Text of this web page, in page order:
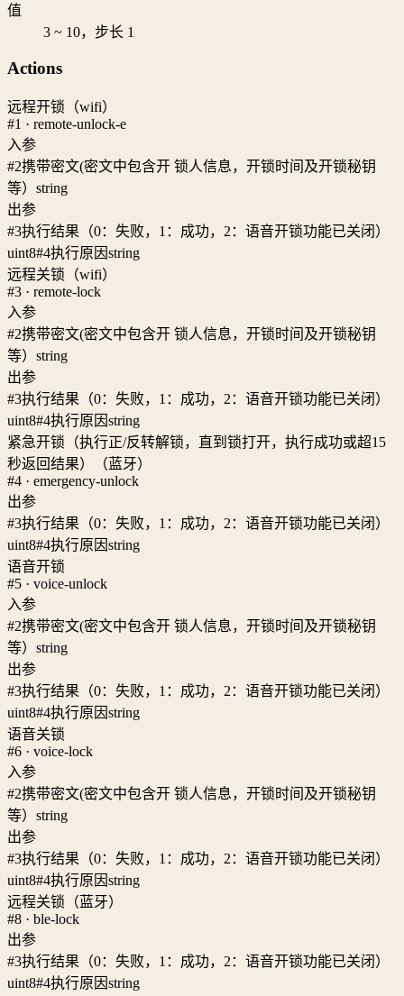
值
3 ~ 10，步长 1
Actions
远程开锁（wifi）
#1 · remote-unlock-e
入参
#2携带密文(密文中包含开 锁人信息，开锁时间及开锁秘钥
等） string
出参
#3执行结果（0：失败，1：成功，2：语音开锁功能已关闭）
uint8#4执行原因string
远程关锁（wifi）
#3 · remote-lock
入参
#2携带密文(密文中包含开 锁人信息，开锁时间及开锁秘钥
等） string
出参
#3执行结果（0：失败，1：成功，2：语音开锁功能已关闭）
uint8#4执行原因string
紧急开锁（执行正/反转解锁，直到锁打开，执行成功或超15
秒返回结果）（蓝牙）
#4 · emergency-unlock
出参
#3执行结果（0：失败，1：成功，2：语音开锁功能已关闭）
uint8#4执行原因string
语音开锁
#5 · voice-unlock
入参
#2携带密文(密文中包含开 锁人信息，开锁时间及开锁秘钥
等） string
出参
#3执行结果（0：失败，1：成功，2：语音开锁功能已关闭）
uint8#4执行原因string
语音关锁
#6 · voice-lock
入参
#2携带密文(密文中包含开 锁人信息，开锁时间及开锁秘钥
等） string
出参
#3执行结果（0：失败，1：成功，2：语音开锁功能已关闭）
uint8#4执行原因string
远程关锁（蓝牙）
#8 · ble-lock
出参
#3执行结果（0：失败，1：成功，2：语音开锁功能已关闭）
uint8#4执行原因string